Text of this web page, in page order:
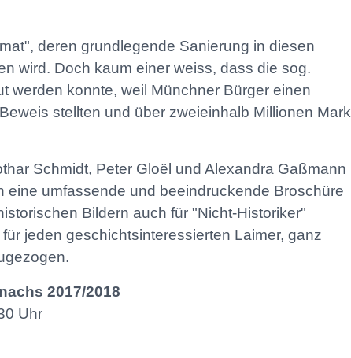
deren grundlegende Sanierung in diesen
wird. Doch kaum einer weiss, dass die sog.
werden konnte, weil Münchner Bürger einen
stellten und über zweieinhalb Millionen Mark
Schmidt, Peter Gloël und Alexandra Gaßmann
eine umfassende und beeindruckende Broschüre
Bildern auch für "Nicht-Historiker"
jeden geschichtsinteressierten Laimer, ganz
2017/2018
Uhr